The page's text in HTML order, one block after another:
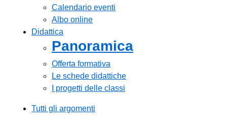
Calendario eventi
Albo online
Didattica
Panoramica
Offerta formativa
Le schede didattiche
I progetti delle classi
Tutti gli argomenti